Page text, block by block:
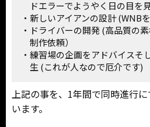
ドエラーでようやく日の目を
新しいアイアンの設計 (WNB
ドライバーの開発 (高品質の
制作依頼）
練習場の企画をアドバイスそ
生 (これが人なので厄介です)
上記の事を、1年間で同時進行
います。